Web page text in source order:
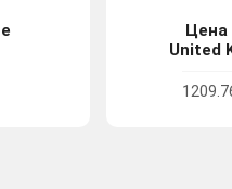
Цена
United